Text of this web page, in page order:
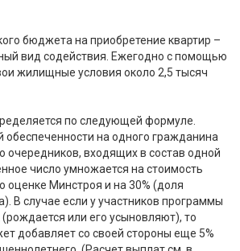
бюджета на приобретение квартир –
вид содействия. Ежегодно с помощью
жилищные условия около 2,5 тысяч
по следующей формуле.
на одного гражданина
очередников, входящих в состав одной
число умножается на стоимость
оценке Минстроя и на 30% (доля
В случае если у участников программы
или его усыновляют), то
добавляет со своей стороны еще 5%